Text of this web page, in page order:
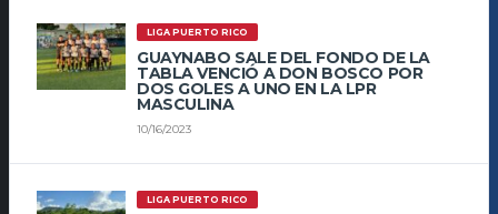
LIGA PUERTO RICO
GUAYNABO SALE DEL FONDO DE LA
TABLA VENCIÓ A DON BOSCO POR
DOS GOLES A UNO EN LA LPR
MASCULINA
10/16/2023
LIGA PUERTO RICO